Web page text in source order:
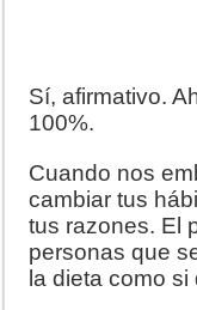
Sí, afirmativo.
100%.
Cuando nos
cambiar tus
tus razones. El
personas que
la dieta como si